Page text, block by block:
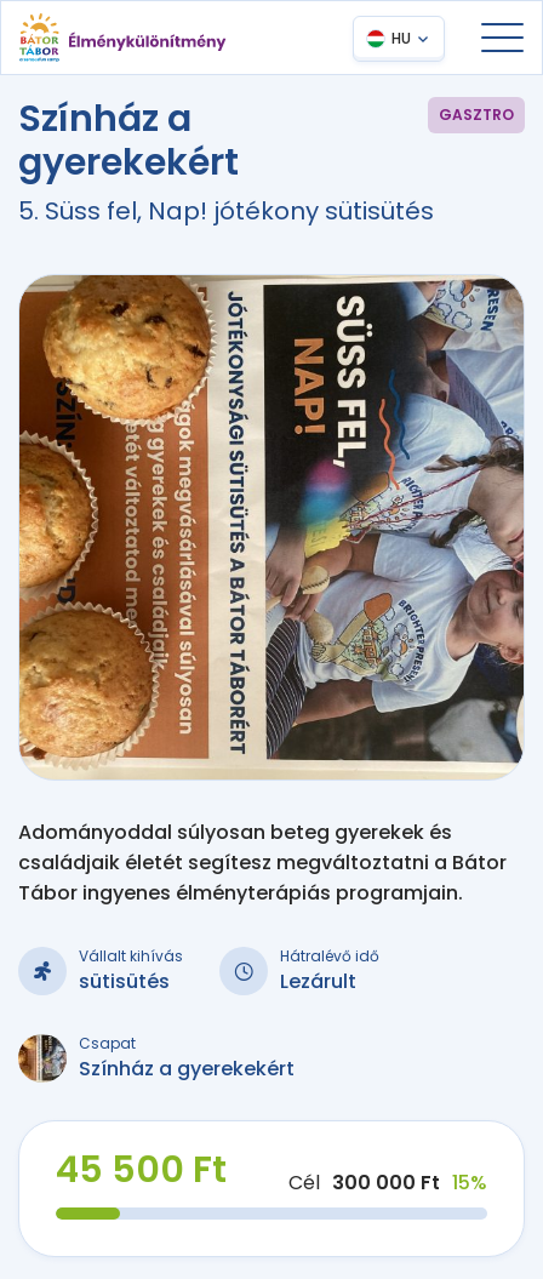
HU
Színház a
gyerekekért
GASZTRO
5. Süss fel, Nap! jótékony sütisütés
Adományoddal súlyosan beteg gyerekek és
családjaik életét segítesz megváltoztatni a Bátor
Tábor ingyenes élményterápiás programjain.
Vállalt kihívás
sütisütés
Hátralévő idő
Lezárult
Csapat
Színház a gyerekekért
45 500 Ft Cél 300 000 Ft 15%